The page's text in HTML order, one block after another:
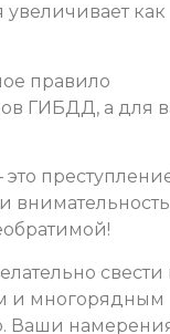
как
правило
ГИБДД, а для
внимательность
свести
и многорядным
Ваши